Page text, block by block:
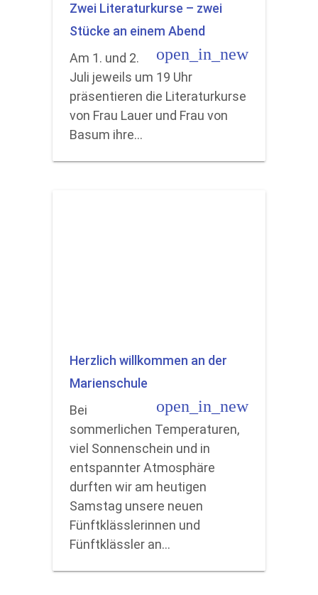
Zwei Literaturkurse – zwei
Stücke an einem Abend
open_in_new
Am 1. und 2.
Juli jeweils um 19 Uhr
präsentieren die Literaturkurse
von Frau Lauer und Frau von
Basum ihre…
Herzlich willkommen an der
Marienschule
open_in_new
Bei
sommerlichen Temperaturen,
viel Sonnenschein und in
entspannter Atmosphäre
durften wir am heutigen
Samstag unsere neuen
Fünftklässlerinnen und
Fünftklässler an…